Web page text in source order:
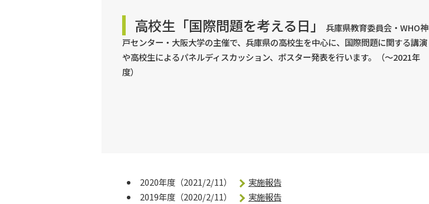
高校生「国際問題を考える日」
兵庫県教育委員会・WHO神
戸センター・大阪大学の主催で、兵庫県の高校生を中心に、国際問題に関する講演
や高校生によるパネルディスカッション、ポスター発表を行います。（～2021年
度）
2020年度（2021/2/11）
実施報告
2019年度（2020/2/11）
実施報告